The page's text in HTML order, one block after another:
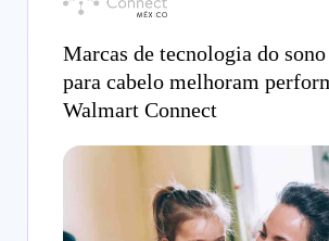
Marcas de tecnologia do
para cabelo melhoram
Walmart Connect